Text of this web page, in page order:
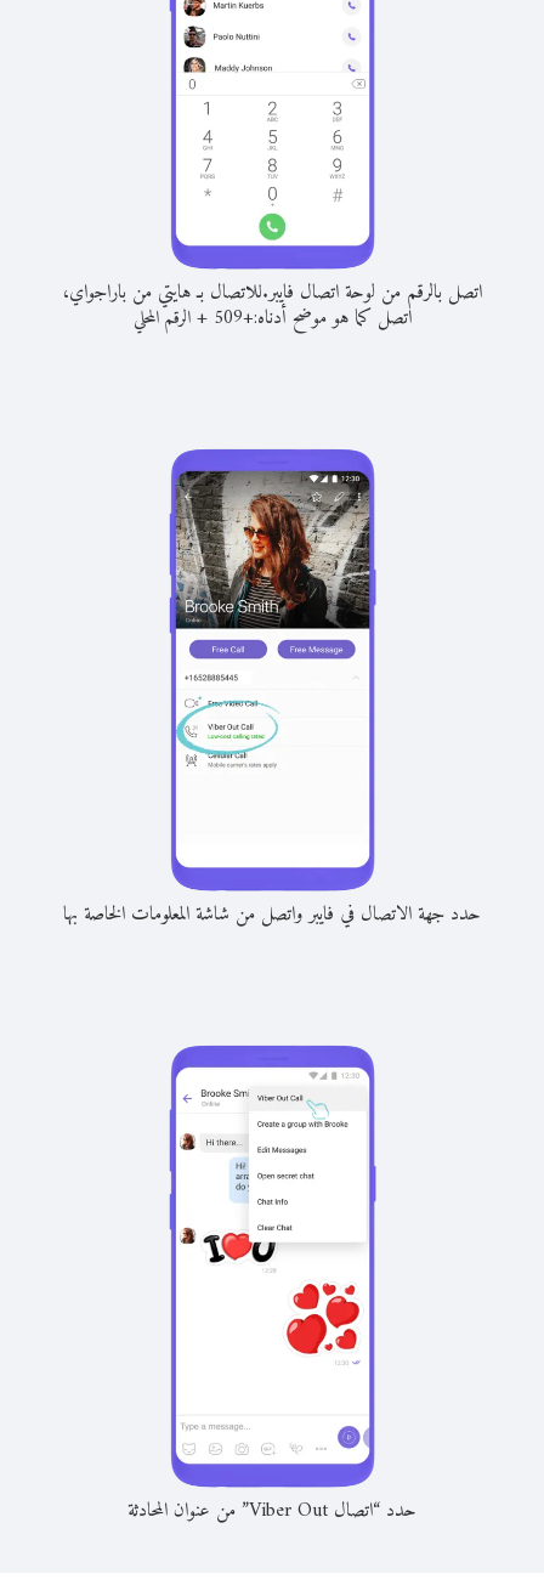
اتصل بالرقم من لوحة اتصال فايبر.للاتصال بـ هايتي من باراجواي،
اتصل كما هو موضح أدناه:+
509
+الرقم المحلي
حدد جهة الاتصال في فايبر واتصل من شاشة المعلومات الخاصة بها
حدد “اتصال Viber Out” من عنوان المحادثة